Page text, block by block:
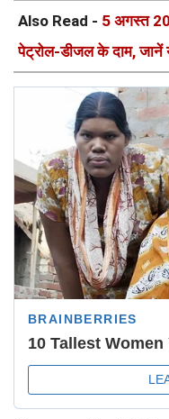
Also Read - 5 अगस्त
पेट्रोल-डीजल के दाम, जानें